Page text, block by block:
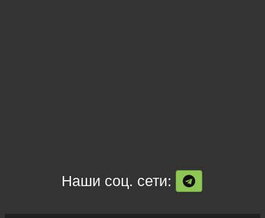
Наши соц. сети: